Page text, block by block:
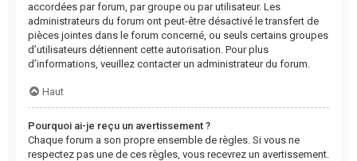
accordées par forum, par groupe ou par utilisateur. Les
administrateurs du forum ont peut-être désactivé le transfert de
pièces jointes dans le forum concerné, ou seuls certains groupes
d’utilisateurs détiennent cette autorisation. Pour plus
d’informations, veuillez contacter un administrateur du forum.
Haut
Pourquoi ai-je reçu un avertissement ?
Chaque forum a son propre ensemble de règles. Si vous ne
respectez pas une de ces règles, vous recevrez un avertissement.